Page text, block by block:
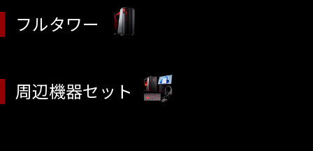
フルタワー
周辺機器セット